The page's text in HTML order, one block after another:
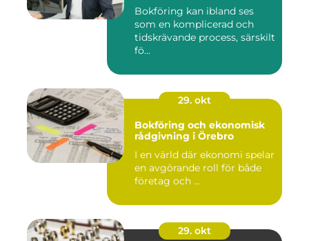
Bokföring kan ibland ses
som en komplicerad och
tidskrävande process, särskilt
fö...
29. okt
Bokföring och ekonomisk
rådgivning i Örebro
I en värld där ekonomi spelar
en avgörande roll för både
företag och ...
29. okt